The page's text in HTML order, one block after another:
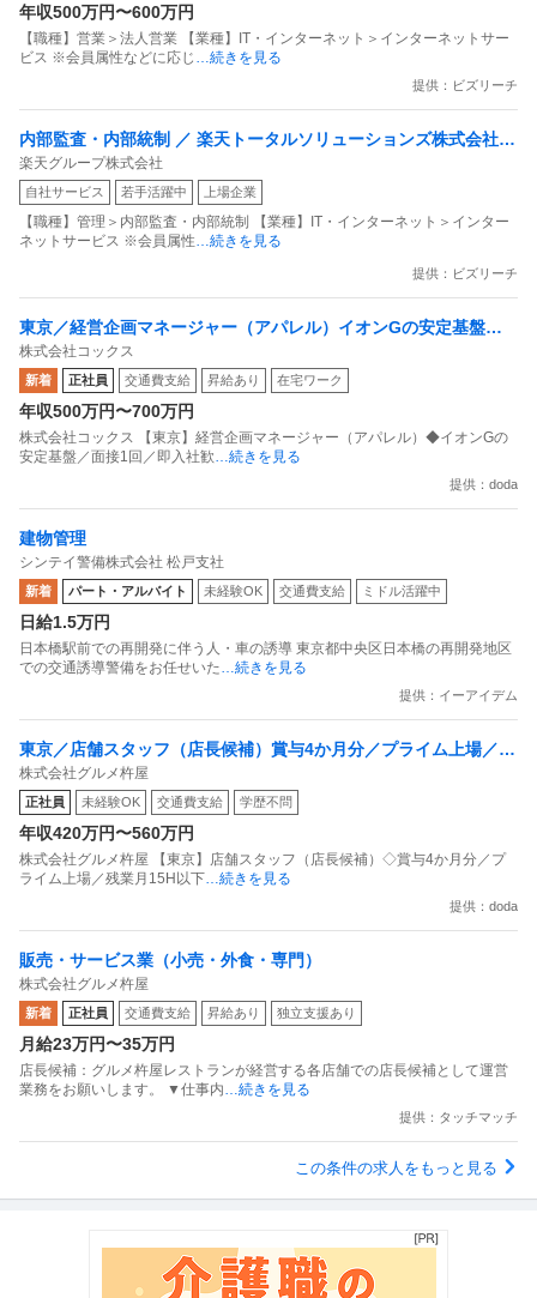
年収500万円〜600万円
【職種】営業＞法人営業 【業種】IT・インターネット＞インターネットサー
ビス ※会員属性などに応じ
…続きを見る
提供：ビズリーチ
内部監査・内部統制 ／ 楽天トータルソリューションズ株式会社
戦略事業コンプライアンス支援部 業務統制支援課：ショップコン
プライアンス推進担当（SBCSD）
楽天グループ株式会社
自社サービス 若手活躍中 上場企業
【職種】管理＞内部監査・内部統制 【業種】IT・インターネット＞インター
ネットサービス ※会員属性 …続きを見る
提供：ビズリーチ
東京／経営企画マネージャー（アパレル）イオンGの安定基盤／
面接1回／即入社歓迎
株式会社コックス
新着 正社員 交通費支給 昇給あり 在宅ワーク
年収500万円〜700万円
株式会社コックス 【東京】経営企画マネージャー（アパレル）◆イオンGの
安定基盤／面接1回／即入社歓 …続きを見る
提供：doda
建物管理
シンテイ警備株式会社 松戸支社
新着 パート・アルバイト 未経験OK 交通費支給 ミドル活躍中
日給1.5万円
日本橋駅前での再開発に伴う人・車の誘導 東京都中央区日本橋の再開発地区
での交通誘導警備をお任せいた …続きを見る
提供：イーアイデム
東京／店舗スタッフ（店長候補）賞与4か月分／プライム上場／残
業月15H以下／新店オープン多数
株式会社グルメ杵屋
正社員 未経験OK 交通費支給 学歴不問
年収420万円〜560万円
株式会社グルメ杵屋 【東京】店舗スタッフ（店長候補）◇賞与4か月分／プ
ライム上場／残業月15H以下 …続きを見る
提供：doda
販売・サービス業（小売・外食・専門）
株式会社グルメ杵屋
新着 正社員 交通費支給 昇給あり 独立支援あり
月給23万円〜35万円
店長候補：グルメ杵屋レストランが経営する各店舗での店長候補として運営
業務をお願いします。 ▼仕事内 …続きを見る
提供：タッチマッチ
この条件の求人をもっと見る